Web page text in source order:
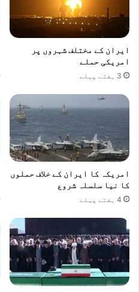
ایران کے مختلف شہروں پر
امریکی حملے
3 ہفتے پہلے
امریکہ کا ایران کے خلاف حملوں
کا نیا سلسلہ شروع
4 ہفتے پہلے